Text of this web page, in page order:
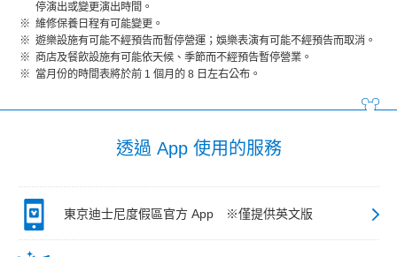
停演出或變更演出時間。
維修保養日程有可能變更。
遊樂設施有可能不經預告而暫停營運；娛樂表演有可能不經預告而取消。
商店及餐飲設施有可能依天候、季節而不經預告暫停營業。
當月份的時間表將於前 1 個月的 8 日左右公布。
透過 App 使用的服務
東京迪士尼度假區官方 App ※僅提供英文版